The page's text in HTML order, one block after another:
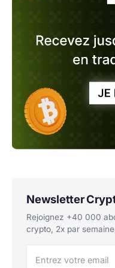
Newsletter
Rejoignez +40 000
crypto, 2x par